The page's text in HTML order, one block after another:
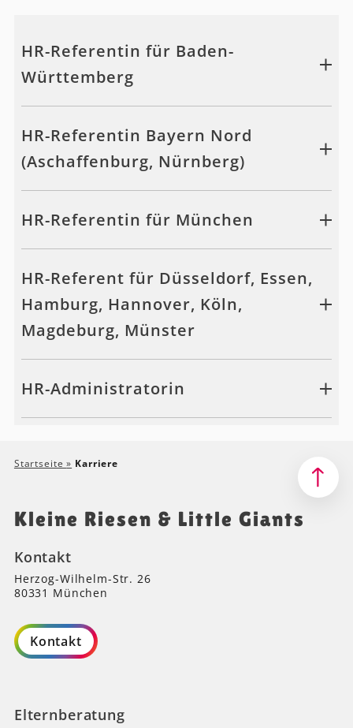
HR-Referentin für Baden-
Württemberg
HR-Referentin Bayern Nord
(Aschaffenburg, Nürnberg)
HR-Referentin für München
HR-Referent für Düsseldorf, Essen,
Hamburg, Hannover, Köln,
Magdeburg, Münster
HR-Administratorin
Startseite» Karriere
Kleine Riesen & Little Giants
Kontakt
Herzog-Wilhelm-Str. 26
80331 München
Kontakt
Elternberatung